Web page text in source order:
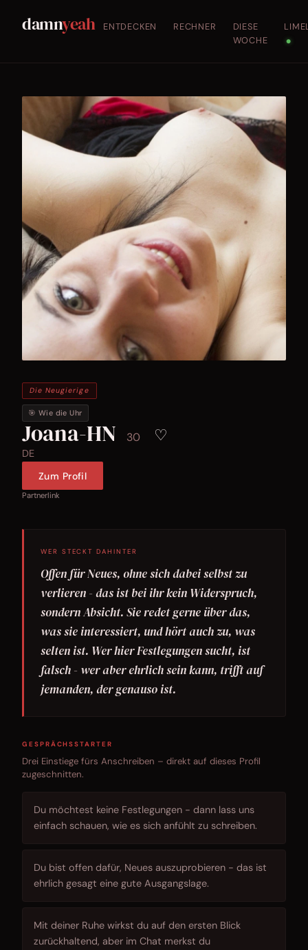
damnyeah ENTDECKEN RECHNER
DIESE
WOCHE
●
Die Neugierige
🎯 Wie die Uhr
Joana-HN 30 ♡
DE
Zum Profil
Partnerlink
WER STECKT DAHINTER
Offen für Neues, ohne sich dabei selbst zu
verlieren - das ist bei ihr kein Widerspruch,
sondern Absicht. Sie redet gerne über das,
was sie interessiert, und hört auch zu, was
selten ist. Wer hier Festlegungen sucht, ist
falsch - wer aber ehrlich sein kann, trifft auf
jemanden, der genauso ist.
GESPRÄCHSSTARTER
Drei Einstiege fürs Anschreiben – direkt auf dieses Profil
zugeschnitten.
Du möchtest keine Festlegungen - dann lass uns
einfach schauen, wie es sich anfühlt zu schreiben.
Du bist offen dafür, Neues auszuprobieren - das ist
ehrlich gesagt eine gute Ausgangslage.
Mit deiner Ruhe wirkst du auf den ersten Blick
zurückhaltend, aber im Chat merkst du